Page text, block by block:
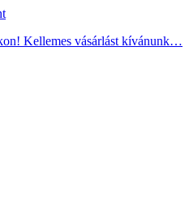
Kellemes vásárlást kívánunk…